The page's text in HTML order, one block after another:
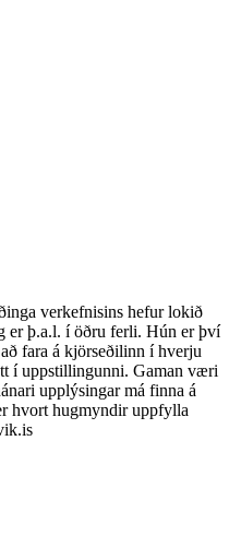
verkefnisins hefur lokið
er þ.a.l. í öðru ferli. Hún er því
fara á kjörseðilinn í hverju
í uppstillingunni. Gaman væri
upplýsingar má finna á
hvort hugmyndir uppfylla